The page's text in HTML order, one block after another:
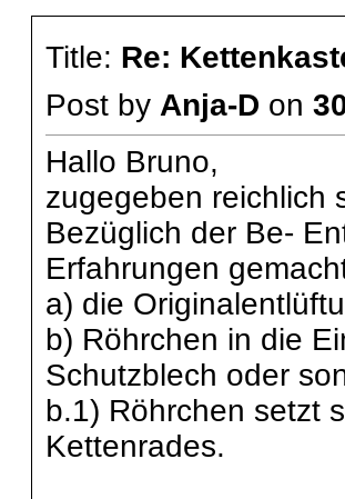
Title: Re:
Post by Anja-D on
Hallo Bruno,
zugegeben reichlich
Bezüglich der Be-
Erfahrungen
a) die
b) Röhrchen in die
Schutzblech oder
b.1) Röhrchen setzt
Kettenrades.